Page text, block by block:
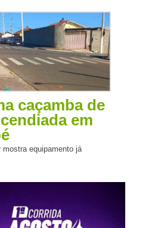
caçamba de
em
mostra equipamento já